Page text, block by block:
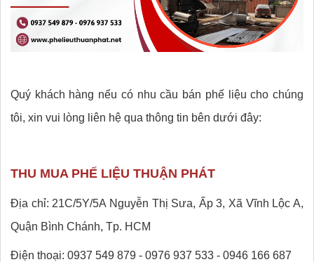
Quý khách hàng nếu có nhu cầu bán phế liệu cho chúng
tôi, xin vui lòng liên hệ qua thông tin bên dưới đây:
THU MUA PHẾ LIỆU THUẬN PHÁT
Địa chỉ: 21C/5Y/5A Nguyễn Thị Sưa, Ấp 3, Xã Vĩnh Lộc A,
Quận Bình Chánh, Tp. HCM
Điện thoại: 0937 549 879 - 0976 937 533 - 0946 166 687